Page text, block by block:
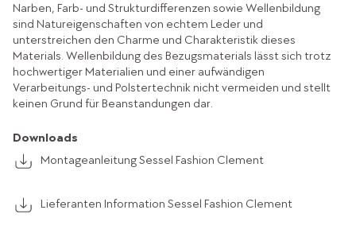
Narben, Farb- und Strukturdifferenzen sowie Wellenbildung
sind Natureigenschaften von echtem Leder und
unterstreichen den Charme und Charakteristik dieses
Materials. Wellenbildung des Bezugsmaterials lässt sich trotz
hochwertiger Materialien und einer aufwändigen
Verarbeitungs- und Polstertechnik nicht vermeiden und stellt
keinen Grund für Beanstandungen dar.
Downloads
Montageanleitung Sessel Fashion Clement
Lieferanten Information Sessel Fashion Clement